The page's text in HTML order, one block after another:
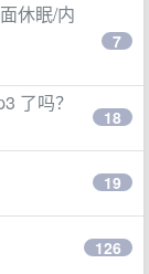
休眠/内
7
了吗？
18
19
126